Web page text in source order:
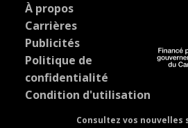
À propos
Carrières
Publicités
Politique de
confidentialité
Condition d'utilisation
Consultez vos nouvelles